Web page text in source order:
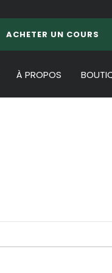
ACHETER UN COURS
À PROPOS